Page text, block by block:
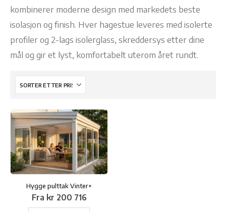
kombinerer moderne design med markedets beste
isolasjon og finish. Hver hagestue leveres med isolerte
profiler og 2-lags isolerglass, skreddersys etter dine
mål og gir et lyst, komfortabelt uterom året rundt.
Hygge pulttak Vinter+
Fra kr 200 716